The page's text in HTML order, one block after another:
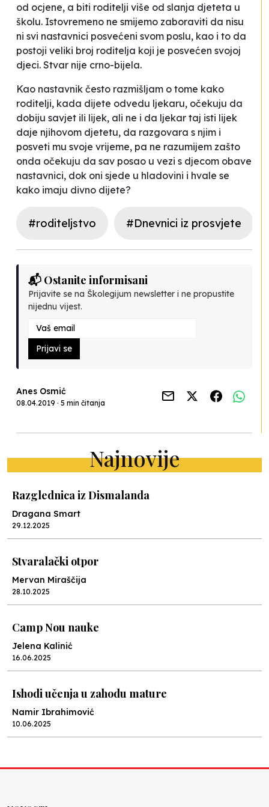
od ocjene, a biti roditelji više od slanja djeteta u
školu. Istovremeno ne smijemo zaboraviti da nisu
ni svi nastavnici posvećeni svom poslu, kao i to da
postoji veliki broj roditelja koji je posvećen svojoj
djeci. Stvar nije crno-bijela.
Kao nastavnik često razmišljam o tome kako
roditelji, kada dijete odvedu ljekaru, očekuju da
dobiju savjet ili lijek, ali ne i da ljekar taj isti lijek
daje njihovom djetetu, da razgovara s njim i
posveti mu svoje vrijeme, pa ne razumijem zašto
onda očekuju da sav posao u vezi s djecom obave
nastavnici, dok oni sjede u hladovini i hvale se
kako imaju divno dijete?
#roditeljstvo #Dnevnici iz prosvjete
📬 Ostanite informisani
Prijavite se na Školegijum newsletter i ne propustite
nijednu vijest.
Prijavi se
Anes Osmić
08.04.2019 · 5 min čitanja
Najnovije
Razglednica iz Dismalanda
Dragana Smart
29.12.2025
Stvaralački otpor
Mervan Miraščija
28.10.2025
Camp Nou nauke
Jelena Kalinić
16.06.2025
Ishodi učenja u zahodu mature
Namir Ibrahimović
10.06.2025